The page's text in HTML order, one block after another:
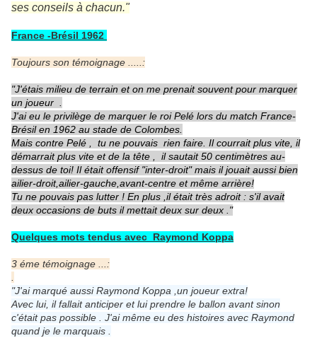
ses conseils à chacun."
France -Brésil 1962
Toujours son témoignage .....:
"J'étais milieu de terrain et on me prenait souvent pour marquer
un joueur .
J'ai eu le privilège de marquer le roi Pelé lors du match France-
Brésil en 1962 au stade de Colombes.
Mais contre Pelé , tu ne pouvais rien faire. Il courrait plus vite, il
démarrait plus vite et de la tête , il sautait 50 centimètres au-
dessus de toi! Il était offensif "inter-droit" mais il jouait aussi bien
ailier-droit,ailier-gauche,avant-centre et même arrière!
Tu ne pouvais pas lutter ! En plus ,il était très adroit : s'il avait
deux occasions de buts il mettait deux sur deux ."
Quelques mots tendus avec Raymond Koppa
3 éme témoignage ...:
"J'ai marqué aussi Raymond Koppa ,un joueur extra!
Avec lui, il fallait anticiper et lui prendre le ballon avant sinon
c'était pas possible . J'ai même eu des histoires avec Raymond
quand je le marquais .